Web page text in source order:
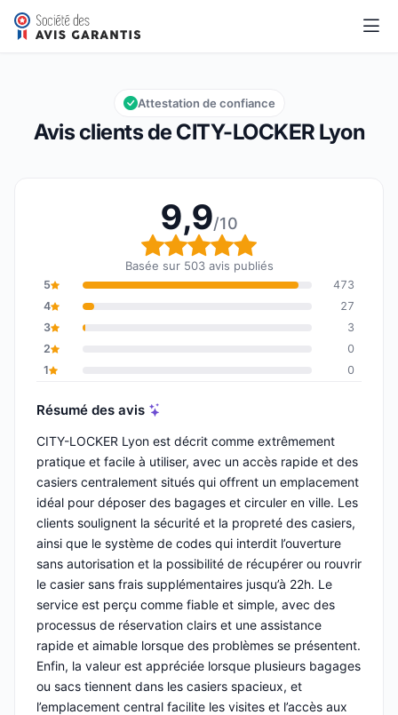
CITY-LOCKER Lyon
Note globale : 9,9 sur 10
9,9/10
Avis clients de CITY-LOCKER Lyon
Attestation de confiance
9,9/10
Note globale : 9,9 sur
Basée sur 503 avis publiés
5
473
4
27
3
3
2
0
1
0
Résumé des avis
CITY-LOCKER Lyon est décrit comme extrêmement
pratique et facile à utiliser, avec un accès rapide et des
casiers centralement situés qui offrent un emplacement
idéal pour déposer des bagages et circuler en ville. Les
clients soulignent la sécurité et la propreté des casiers,
ainsi que le système de codes qui interdit l’ouverture
sans autorisation et la possibilité de récupérer ou rouvrir
le casier sans frais supplémentaires jusqu’à 22h. Le
service est perçu comme fiable et simple, avec des
processus de réservation clairs et une assistance
rapide et aimable lorsque des problèmes se présentent.
Enfin, la valeur est appréciée lorsque plusieurs bagages
ou sacs tiennent dans les casiers spacieux, et
l’emplacement central facilite les visites et l’accès aux